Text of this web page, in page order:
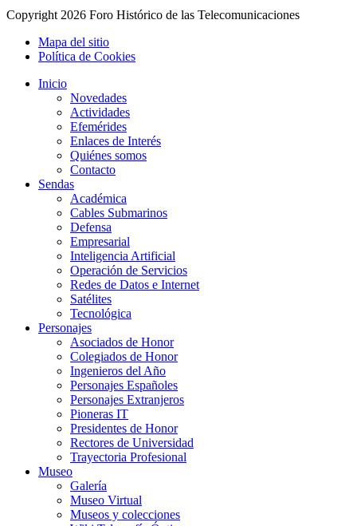
Copyright2026 Foro Histórico de las Telecomunicaciones
Mapa del sitio
Política de Cookies
Inicio
Novedades
Actividades
Efemérides
Enlaces de Interés
Quiénes somos
Contacto
Sendas
Académica
Cables Submarinos
Defensa
Empresarial
Inteligencia Artificial
Operación de Servicios
Redes de Datos e Internet
Satélites
Tecnológica
Personajes
Asociados de Honor
Colegiados de Honor
Ingenieros del Año
Personajes Españoles
Personajes Extranjeros
Pioneras IT
Presidentes de Honor
Rectores de Universidad
Trayectoria Profesional
Museo
Galería
Museo Virtual
Museos y colecciones